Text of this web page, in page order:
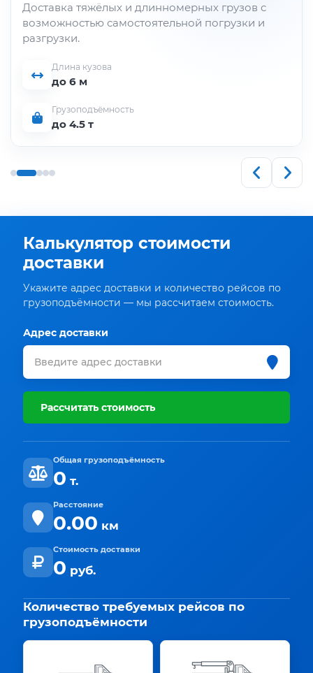
Доставка тяжёлых и длинномерных грузов с
возможностью самостоятельной погрузки и
разгрузки.
Длина кузова
до 6 м
Грузоподъёмность
до 4.5 т
Калькулятор стоимости
доставки
Укажите адрес доставки и количество рейсов по
грузоподъёмности — мы рассчитаем стоимость.
Адрес доставки
Рассчитать стоимость
Общая грузоподъёмность
0 т.
Расстояние
0.00 км
Стоимость доставки
0 руб.
Количество требуемых рейсов по
грузоподъёмности